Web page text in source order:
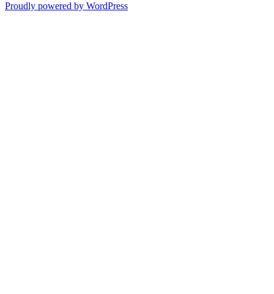
Proudly powered by WordPress